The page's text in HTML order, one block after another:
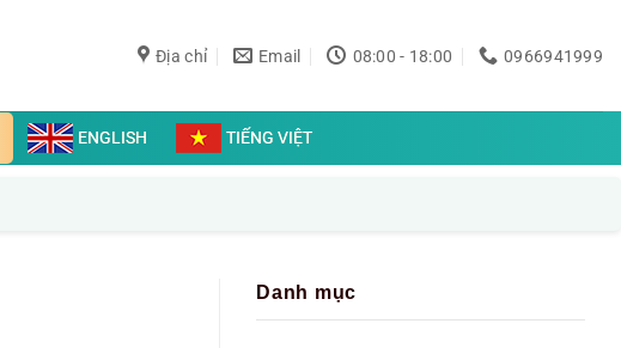
Địa chỉ Email 08:00 - 18:00 0966941999
ENGLISH TIẾNG VIỆT
Danh mục